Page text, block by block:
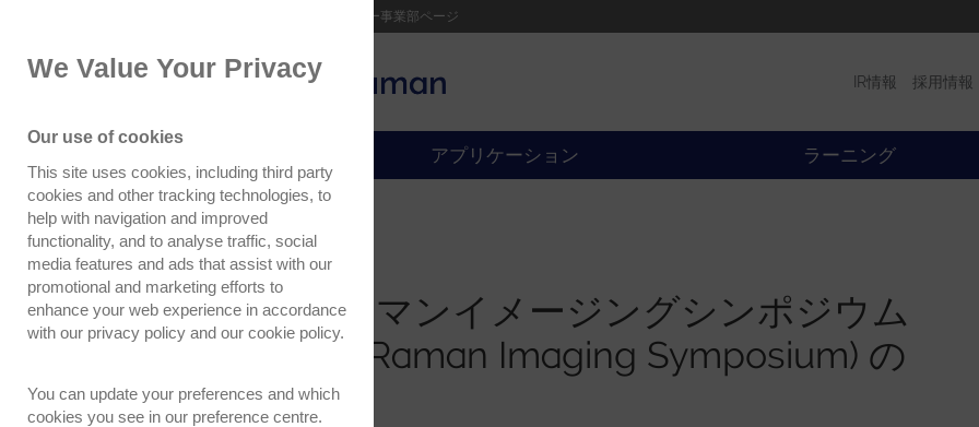
オックスフォード・インストゥルメンツー事業部ページ
オックスフォード・インス
アプリケーション ニュースIR情報 採用情報
アプリケーション ラーニング
June 14, 2023
第19回共焦点ラマンイメージングシンポジウム
(19th Confocal Raman Imaging Symposium) の
ご案内
We Value Your Privacy
Our use of cookies
This site uses cookies, including third party
cookies and other tracking technologies, to
help with navigation and improved
functionality, and to analyse traffic, social
media features and ads that assist with our
promotional and marketing efforts to
enhance your web experience in accordance
with our privacy policy and our cookie policy.
You can update your preferences and which
cookies you see in our preference centre.